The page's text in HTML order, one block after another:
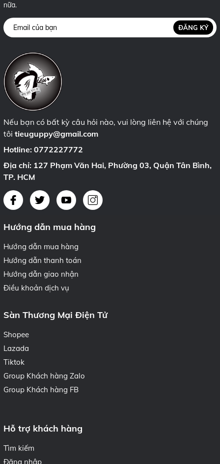
nữa.
ĐĂNG KÝ
Nếu bạn có bất kỳ câu hỏi nào, vui lòng liên hệ với chúng
tôi tieuguppy@gmail.com
Hotline: 0772227772
Địa chỉ: 127 Phạm Văn Hai, Phường 03, Quận Tân Bình,
TP. HCM
Hướng dẫn mua hàng
Hướng dẫn mua hàng
Hướng dẫn thanh toán
Hướng dẫn giao nhận
Điều khoản dịch vụ
Sàn Thương Mại Điện Tử
Shopee
Lazada
Tiktok
Group Khách hàng Zalo
Group Khách hàng FB
Hỗ trợ khách hàng
Tìm kiếm
Đăng nhập